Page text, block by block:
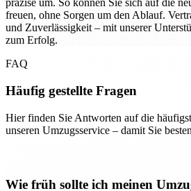
präzise um. So können Sie sich auf die
freuen, ohne Sorgen um den Ablauf.
und Zuverlässigkeit – mit unserer
zum Erfolg.
FAQ
Häufig gestellte Fragen
Hier finden Sie Antworten auf die
unseren Umzugsservice – damit Sie
Wie früh sollte ich meinen